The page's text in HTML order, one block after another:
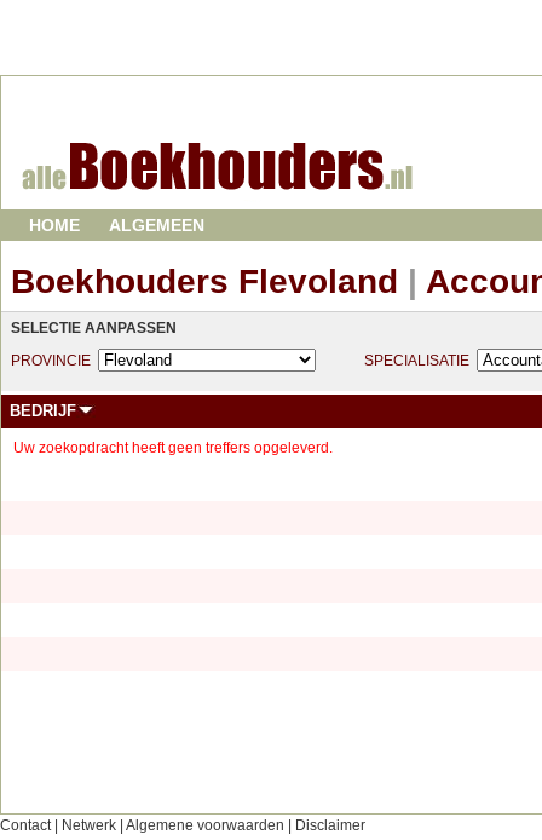
HOME ALGEMEEN
Boekhouders Flevoland |
SELECTIE AANPASSEN
PROVINCIE
SPECIALISATIE
BEDRIJF
Uw zoekopdracht heeft geen treffers opgeleverd.
Contact| Netwerk Algemene voorwaarden Disclaimer